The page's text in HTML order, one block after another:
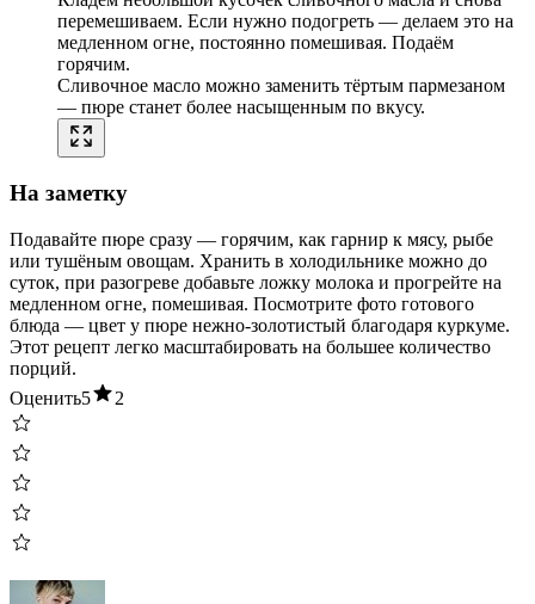
перемешиваем. Если нужно подогреть — делаем это на
медленном огне, постоянно помешивая. Подаём
горячим.
Сливочное масло можно заменить тёртым пармезаном
— пюре станет более насыщенным по вкусу.
На заметку
Подавайте пюре сразу — горячим, как гарнир к мясу, рыбе
или тушёным овощам. Хранить в холодильнике можно до
суток, при разогреве добавьте ложку молока и прогрейте на
медленном огне, помешивая. Посмотрите фото готового
блюда — цвет у пюре нежно-золотистый благодаря куркуме.
Этот рецепт легко масштабировать на большее количество
порций.
Оценить5 2